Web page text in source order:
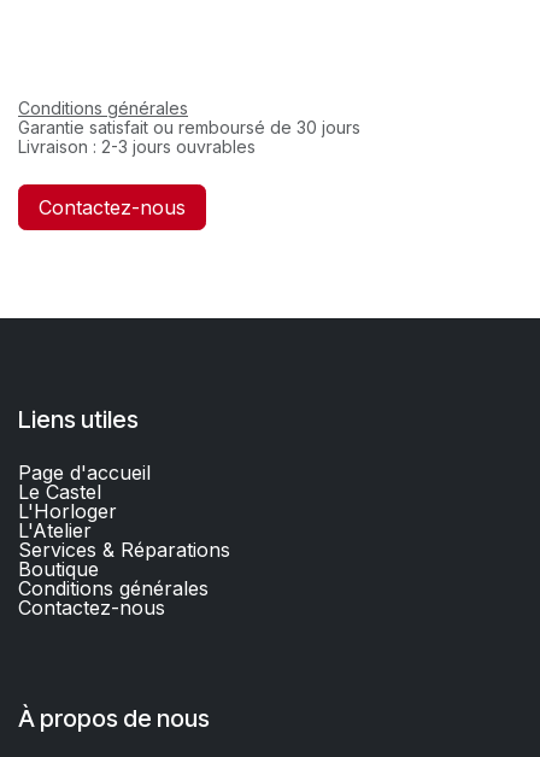
Conditions générales
Garantie satisfait ou remboursé de 30 jours
Livraison : 2-3 jours ouvrables
Contactez-nous
Liens utiles
Page d'accueil
Le Castel
L'Horloger
L'Atelier
Services & Réparations
Boutique
Conditions générales
Contactez-nous​
À propos de nous